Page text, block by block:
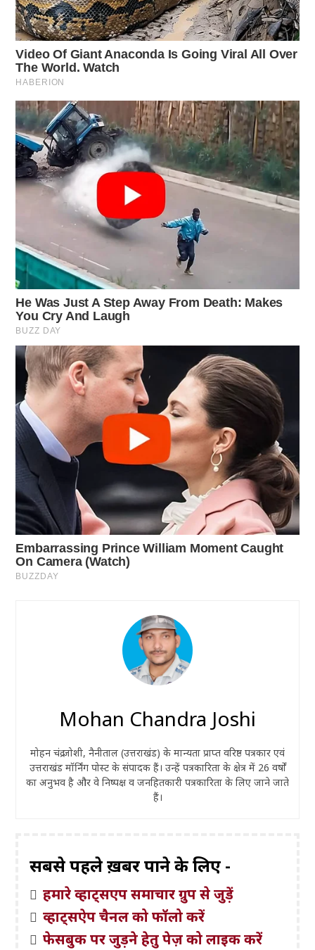
Mohan Chandra Joshi
मोहन चंद्र जोशी, नैनीताल (उत्तराखंड) के मान्यता प्राप्त वरिष्ठ पत्रकार एवं
उत्तराखंड मॉर्निंग पोस्ट के संपादक हैं। उन्हें पत्रकारिता के क्षेत्र में 26 वर्षों
का अनुभव है और वे निष्पक्ष व जनहितकारी पत्रकारिता के लिए जाने जाते
हैं।
सबसे पहले ख़बरें पाने के लिए -
हमारे व्हाट्सएप समाचार ग्रुप से जुड़ें
व्हाट्सऐप चैनल को फॉलो करें
फेसबुक पर जुड़ने हेतु पेज़ को लाइक करें